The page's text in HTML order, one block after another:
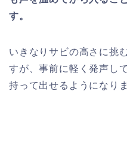
す。
いきなりサビの高さに挑
すが、事前に軽く発声し
持って出せるようになりま